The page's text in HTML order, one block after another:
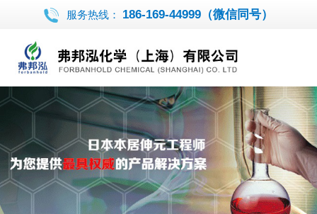
服务热线： 186-169-44999（微信同号）